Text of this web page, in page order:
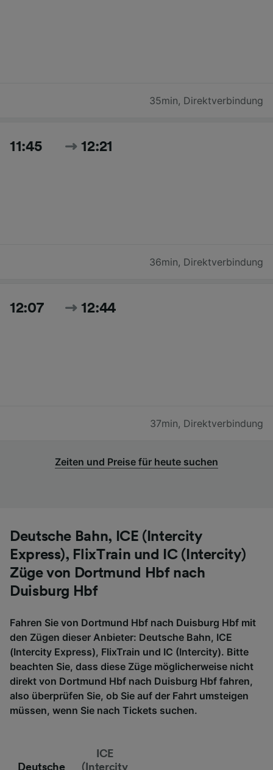
35min, Direktverbindung
11:45 12:21
36min, Direktverbindung
12:07 12:44
37min, Direktverbindung
Zeiten und Preise für heute suchen
Deutsche Bahn, ICE (Intercity
Express), FlixTrain und IC (Intercity)
Züge von Dortmund Hbf nach
Duisburg Hbf
Fahren Sie von Dortmund Hbf nach Duisburg Hbf mit
den Zügen dieser Anbieter: Deutsche Bahn, ICE
(Intercity Express), FlixTrain und IC (Intercity). Bitte
beachten Sie, dass diese Züge möglicherweise nicht
direkt von Dortmund Hbf nach Duisburg Hbf fahren,
also überprüfen Sie, ob Sie auf der Fahrt umsteigen
müssen, wenn Sie nach Tickets suchen.
Deutsche
ICE
(Intercity